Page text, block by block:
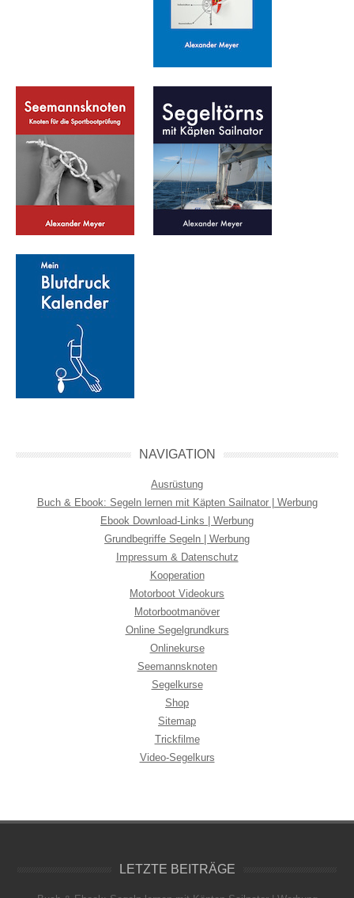
NAVIGATION
Ausrüstung
Buch & Ebook: Segeln lernen mit Käpten Sailnator | Werbung
Ebook Download-Links | Werbung
Grundbegriffe Segeln | Werbung
Impressum & Datenschutz
Kooperation
Motorboot Videokurs
Motorbootmanöver
Online Segelgrundkurs
Onlinekurse
Seemannsknoten
Segelkurse
Shop
Sitemap
Trickfilme
Video-Segelkurs
LETZTE BEITRÄGE